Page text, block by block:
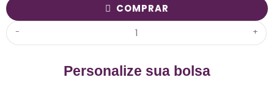
Personalize sua bolsa
- +
COMPRAR